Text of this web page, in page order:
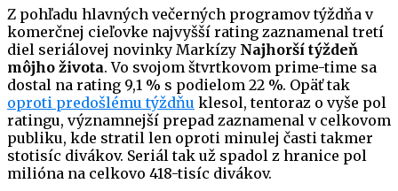
Z pohľadu hlavných večerných programov týždňa v
komerčnej cieľovke najvyšší rating zaznamenal tretí
diel seriálovej novinky Markízy Najhorší týždeň
môjho života. Vo svojom štvrtkovom prime-time sa
dostal na rating 9,1 % s podielom 22 %. Opäť tak
oproti predošlému týždňu klesol, tentoraz o vyše pol
ratingu, významnejší prepad zaznamenal v celkovom
publiku, kde stratil len oproti minulej časti takmer
stotisíc divákov. Seriál tak už spadol z hranice pol
milióna na celkovo 418-tisíc divákov.